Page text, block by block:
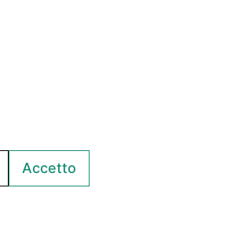
Accetto